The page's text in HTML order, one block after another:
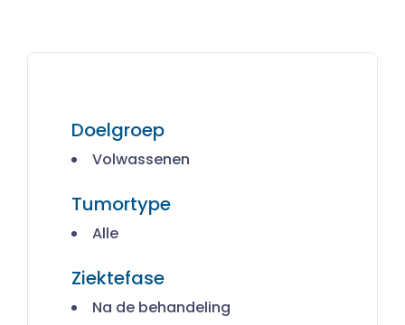
Doelgroep
Volwassenen
Tumortype
Alle
Ziektefase
Na de behandeling